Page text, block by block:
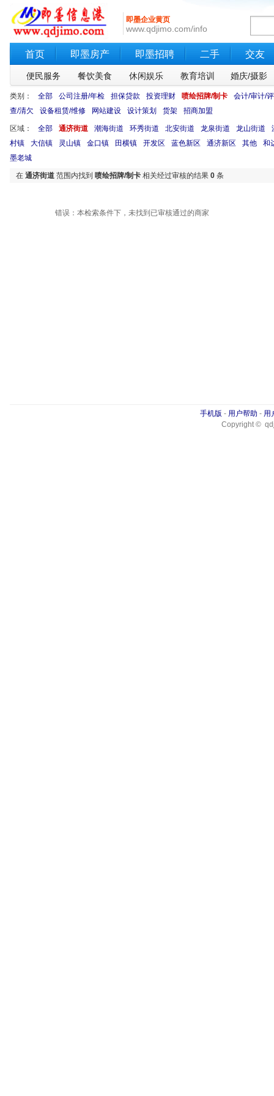
即墨企业黄页
www.qdjimo.com/info
首页 即墨房产 即墨招聘 二手 交友
便民服务 餐饮美食 休闲娱乐 教育培训 婚庆/摄影
类别： 全部 公司注册/年检 担保贷款 投资理财 喷绘招牌/制卡
会计/审计/
查/清欠
设备租赁/维修 网站建设 设计策划 货架 招商加盟
区域： 全部 通济街道 潮海街道 环秀街道 北安街道 龙泉街道 龙山街道
村镇
大信镇 灵山镇 金口镇 田横镇 开发区 蓝色新区 通济新区 其他
和
墨老城
在 通济街道 范围内找到 喷绘招牌/制卡 相关经过审核的结果 0 条
错误：本检索条件下，未找到已审核通过的商家
手机版 - 用户帮助 - 用
Copyright ©